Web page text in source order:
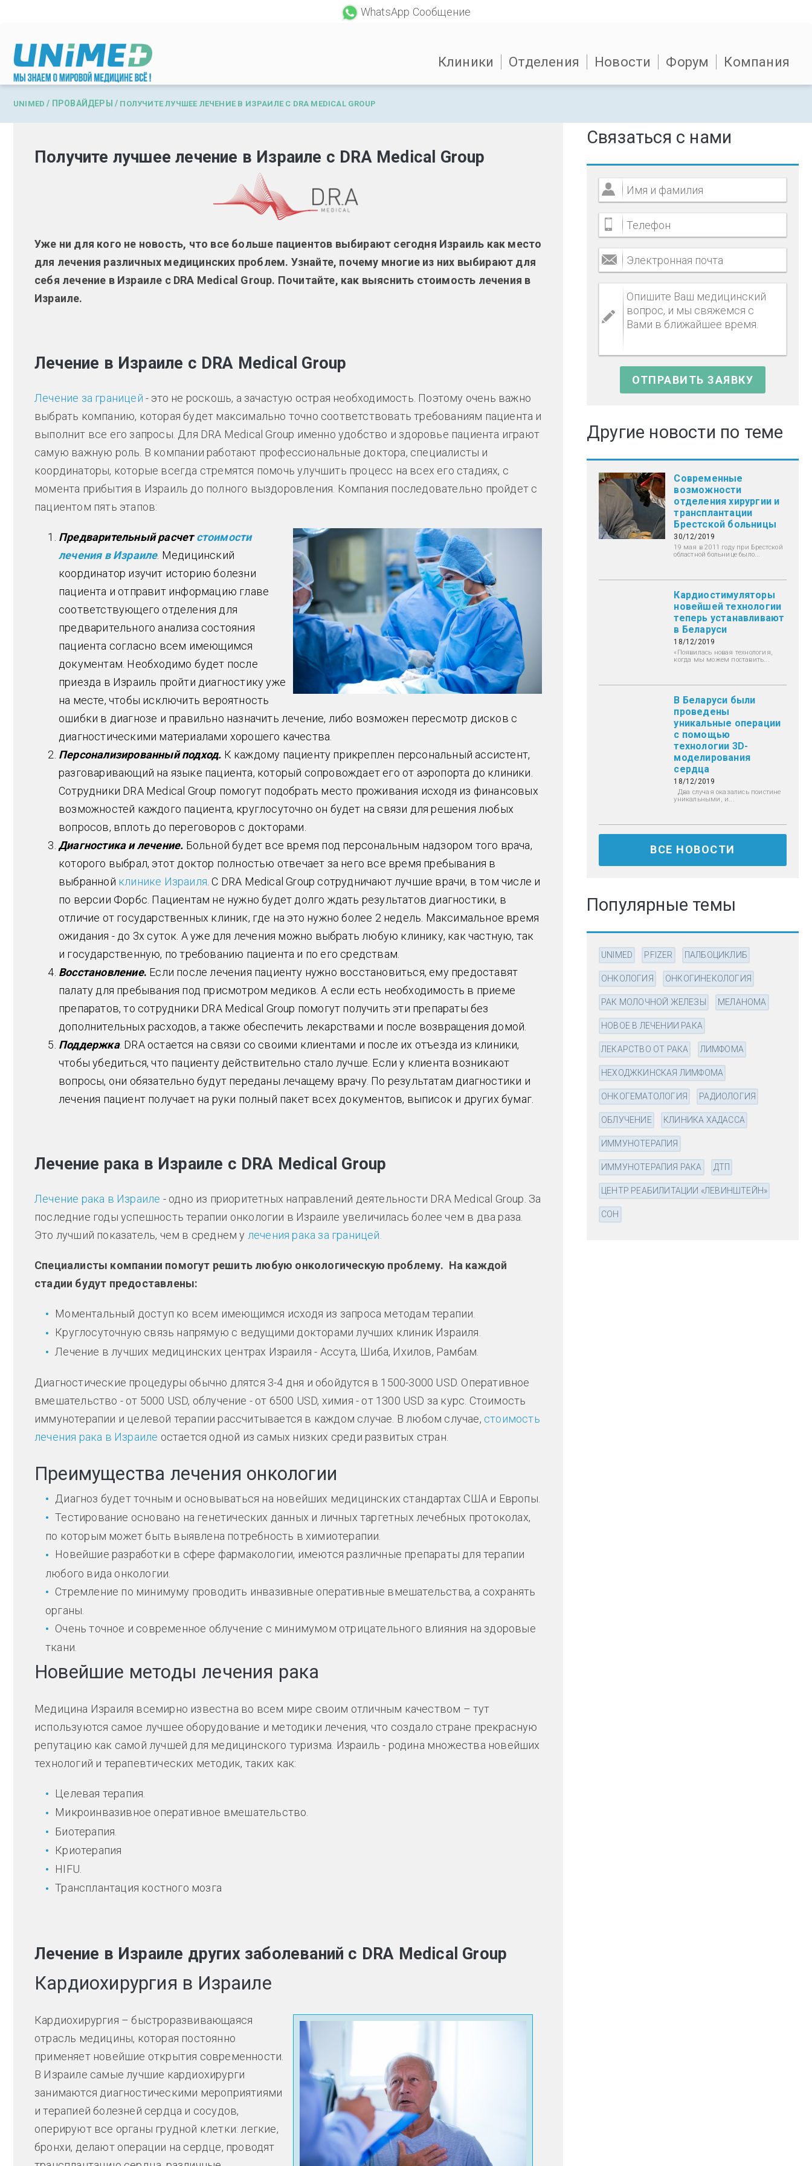
WhatsApp Сообщение
Клиники Отделения Новости Форум Компания
UNIMED / ПРОВАЙДЕРЫ / ПОЛУЧИТЕ ЛУЧШЕЕ ЛЕЧЕНИЕ В ИЗРАИЛЕ С DRA MEDICAL GROUP
Получите лучшее лечение в Израиле с DRA Medical Group
Уже ни для кого не новость, что все больше пациентов выбирают сегодня Израиль как место
для лечения различных медицинских проблем. Узнайте, почему многие из них выбирают для
себя лечение в Израиле с DRA Medical Group. Почитайте, как выяснить стоимость лечения в
Израиле.
Лечение в Израиле с DRA Medical Group
Лечение за границей - это не роскошь, а зачастую острая необходимость. Поэтому очень важно
выбрать компанию, которая будет максимально точно соответствовать требованиям пациента и
выполнит все его запросы. Для DRA Medical Group именно удобство и здоровье пациента играют
самую важную роль. В компании работают профессиональные доктора, специалисты и
координаторы, которые всегда стремятся помочь улучшить процесс на всех его стадиях, с
момента прибытия в Израиль до полного выздоровления. Компания последовательно пройдет с
пациентом пять этапов:
Предварительный расчетстоимости
лечения в Израиле. Медицинский
координатор изучит историю болезни
пациента и отправит информацию главе
соответствующего отделения для
предварительного анализа состояния
пациента согласно всем имеющимся
документам. Необходимо будет после
приезда в Израиль пройти диагностику уже
на месте, чтобы исключить вероятность
ошибки в диагнозе и правильно назначить лечение, либо возможен пересмотр дисков с
диагностическими материалами хорошего качества.
Персонализированный подход. К каждому пациенту прикреплен персональный ассистент,
разговаривающий на языке пациента, который сопровождает его от аэропорта до клиники.
Сотрудники DRA Medical Group помогут подобрать место проживания исходя из финансовых
возможностей каждого пациента, круглосуточно он будет на связи для решения любых
вопросов, вплоть до переговоров с докторами.
Диагностика и лечение. Больной будет все время под персональным надзором того врача,
которого выбрал, этот доктор полностью отвечает за него все время пребывания в
выбранной клинике Израиля. С DRA Medical Group сотрудничают лучшие врачи, в том числе и
по версии Форбс. Пациентам не нужно будет долго ждать результатов диагностики, в
отличие от государственных клиник, где на это нужно более 2 недель. Максимальное время
ожидания - до 3х суток. А уже для лечения можно выбрать любую клинику, как частную, так
и государственную, по требованию пациента и по его средствам.
Восстановление. Если после лечения пациенту нужно восстановиться, ему предоставят
палату для пребывания под присмотром медиков. А если есть необходимость в приеме
препаратов, то сотрудники DRA Medical Group помогут получить эти препараты без
дополнительных расходов, а также обеспечить лекарствами и после возвращения домой.
Поддержка. DRA остается на связи со своими клиентами и после их отъезда из клиники,
чтобы убедиться, что пациенту действительно стало лучше. Если у клиента возникают
вопросы, они обязательно будут переданы лечащему врачу. По результатам диагностики и
лечения пациент получает на руки полный пакет всех документов, выписок и других бумаг.
Лечение рака в Израиле с DRA Medical Group
Лечение рака в Израиле - одно из приоритетных направлений деятельности DRA Medical Group. За
последние годы успешность терапии онкологии в Израиле увеличилась более чем в два раза.
Это лучший показатель, чем в среднем у лечения рака за границей.
Специалисты компании помогут решить любую онкологическую проблему. На каждой
стадии будут предоставлены:
Моментальный доступ ко всем имеющимся исходя из запроса методам терапии.
Круглосуточную связь напрямую с ведущими докторами лучших клиник Израиля.
Лечение в лучших медицинских центрах Израиля - Ассута, Шиба, Ихилов, Рамбам.
Диагностические процедуры обычно длятся 3-4 дня и обойдутся в 1500-3000 USD. Оперативное
вмешательство - от 5000 USD, облучение - от 6500 USD, химия - от 1300 USD за курс. Стоимость
иммунотерапии и целевой терапии рассчитывается в каждом случае. В любом случае, стоимость
лечения рака в Израиле остается одной из самых низких среди развитых стран.
Преимущества лечения онкологии
Диагноз будет точным и основываться на новейших медицинских стандартах США и Европы.
Тестирование основано на генетических данных и личных таргетных лечебных протоколах,
по которым может быть выявлена потребность в химиотерапии.
Новейшие разработки в сфере фармакологии, имеются различные препараты для терапии
любого вида онкологии.
Стремление по минимуму проводить инвазивные оперативные вмешательства, а сохранять
органы.
Очень точное и современное облучение с минимумом отрицательного влияния на здоровые
ткани.
Новейшие методы лечения рака
Медицина Израиля всемирно известна во всем мире своим отличным качеством – тут
используются самое лучшее оборудование и методики лечения, что создало стране прекрасную
репутацию как самой лучшей для медицинского туризма. Израиль - родина множества новейших
технологий и терапевтических методик, таких как:
Целевая терапия.
Микроинвазивное оперативное вмешательство.
Биотерапия.
Криотерапия
HIFU.
Трансплантация костного мозга
Лечение в Израиле других заболеваний с DRA Medical Group
Кардиохирургия в Израиле
Кардиохирургия – быстроразвивающаяся
отрасль медицины, которая постоянно
применяет новейшие открытия современности.
В Израиле самые лучшие кардиохирурги
занимаются диагностическими мероприятиями
и терапией болезней сердца и сосудов,
оперируют все органы грудной клетки: легкие,
бронхи, делают операции на сердце, проводят
Связаться с нами
Другие новости по теме
Современные
возможности
отделения хирургии и
трансплантации
Брестской больницы
30/12/2019
19 мая в 2011 году при Брестской
областной больнице было...
Кардиостимуляторы
новейшей технологии
теперь устанавливают
в Беларуси
18/12/2019
«Появилась новая технология,
когда мы можем поставить...
В Беларуси были
проведены
уникальные операции
с помощью
технологии 3D-
моделирования
сердца
18/12/2019
Два случая оказались поистине
уникальными, и...
ВСЕ НОВОСТИ
Популярные темы
UNIMED PFIZER ПАЛБОЦИКЛИБ
ОНКОЛОГИЯ ОНКОГИНЕКОЛОГИЯ
РАК МОЛОЧНОЙ ЖЕЛЕЗЫ МЕЛАНОМА
НОВОЕ В ЛЕЧЕНИИ РАКА
ЛЕКАРСТВО ОТ РАКА ЛИМФОМА
НЕХОДЖКИНСКАЯ ЛИМФОМА
ОНКОГЕМАТОЛОГИЯ РАДИОЛОГИЯ
ОБЛУЧЕНИЕ КЛИНИКА ХАДАССА
ИММУНОТЕРАПИЯ
ИММУНОТЕРАПИЯ РАКА ДТП
ЦЕНТР РЕАБИЛИТАЦИИ «ЛЕВИНШТЕЙН»
СОН